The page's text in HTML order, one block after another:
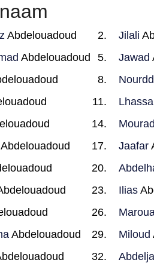
Abdelouadoud Jilali
Abdelouadoud Jawad
Mourad
Abdelouadoud Jaafar
Ilias
Abdelouadoud Miloud